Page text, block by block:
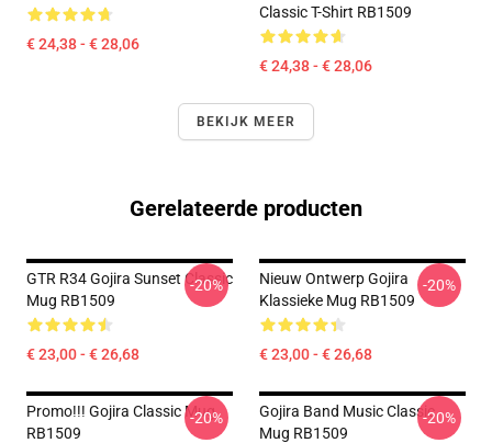
€ 24,38 - € 28,06
Classic T-Shirt RB1509
€ 24,38 - € 28,06
BEKIJK MEER
Gerelateerde producten
GTR R34 Gojira Sunset Classic
Mug RB1509
€ 23,00 - € 26,68
-20%
Nieuw Ontwerp Gojira
Klassieke Mug RB1509
€ 23,00 - € 26,68
-20%
Promo!!! Gojira Classic Mug
RB1509
-20%
Gojira Band Music Classic
Mug RB1509
-20%